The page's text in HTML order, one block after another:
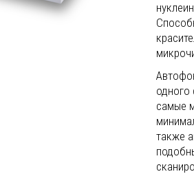
одного
самые
также